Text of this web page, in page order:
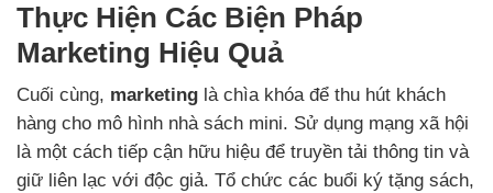
Thực Hiện Các Biện Pháp
Marketing Hiệu Quả
Cuối cùng, marketing là chìa khóa để thu hút khách
hàng cho mô hình nhà sách mini. Sử dụng mạng xã hội
là một cách tiếp cận hữu hiệu để truyền tải thông tin và
giữ liên lạc với độc giả. Tổ chức các buổi ký tặng sách,